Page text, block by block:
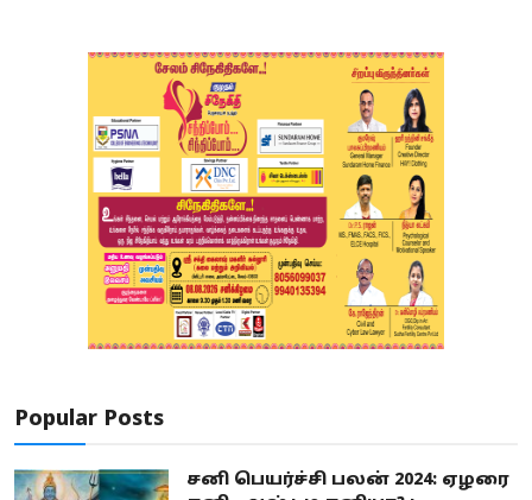
Popular Posts
சனி பெயர்ச்சி பலன் 2024: ஏழரை